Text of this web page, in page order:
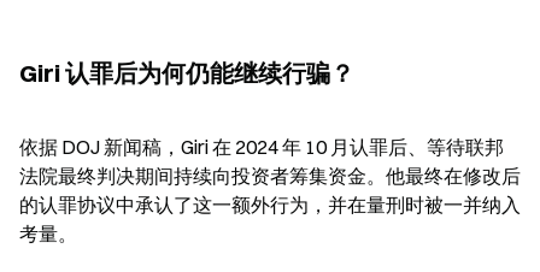
Giri 认罪后为何仍能继续行骗？
依据 DOJ 新闻稿，Giri 在 2024 年 10 月认罪后、等待联邦
法院最终判决期间持续向投资者筹集资金。他最终在修改后
的认罪协议中承认了这一额外行为，并在量刑时被一并纳入
考量。